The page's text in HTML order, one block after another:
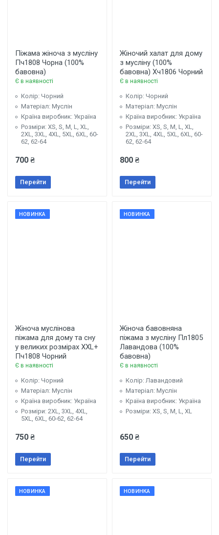
Піжама жіноча з мусліну
Пч1808 Чорна (100%
бавовна)
Є в наявності
Колір: Чорний
Матеріал: Муслін
Країна виробник: Україна
Розміри: XS, S, М, L, XL,
2XL, 3XL, 4XL, 5XL, 6XL, 60-
62, 62-64
700 ₴
Перейти
Жіночий халат для дому
з мусліну (100%
бавовна) Хч1806 Чорний
Є в наявності
Колір: Чорний
Матеріал: Муслін
Країна виробник: Україна
Розміри: XS, S, M, L, XL,
2XL, 3XL, 4XL, 5XL, 6XL, 60-
62, 62-64
800 ₴
Перейти
НОВИНКА
Жіноча муслінова
піжама для дому та сну
у великих розмірах XXL+
Пч1808 Чорний
Є в наявності
Колір: Чорний
Матеріал: Муслін
Країна виробник: Україна
Розміри: 2XL, 3XL, 4XL,
5XL, 6XL, 60-62, 62-64
750 ₴
Перейти
НОВИНКА
Жіноча бавовняна
піжама з мусліну Пл1805
Лавандова (100%
бавовна)
Є в наявності
Колір: Лавандовий
Матеріал: Муслін
Країна виробник: Україна
Розміри: XS, S, М, L, XL
650 ₴
Перейти
НОВИНКА НОВИНКА